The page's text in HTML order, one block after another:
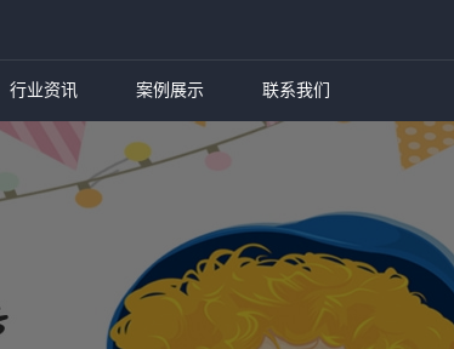
行业资讯 案例展示 联系我们